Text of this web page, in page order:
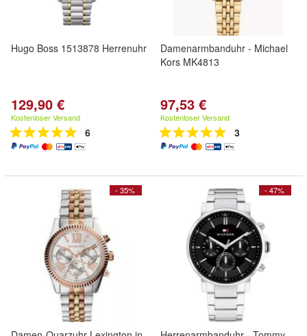
Hugo Boss 1513878 Herrenuhr
129,90 €
Kostenloser Versand
6
Damenarmbanduhr - Michael
Kors MK4813
97,53 €
Kostenloser Versand
3
- 35% - 47%